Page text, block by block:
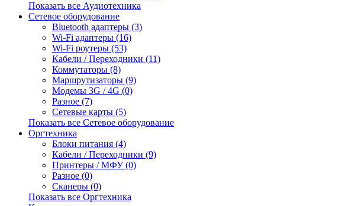
Показать все Аудиотехника
Сетевое оборудование
Bluetooth адаптеры (3)
Wi-Fi адаптеры (16)
Wi-Fi роутеры (53)
Кабели / Переходники (11)
Коммутаторы (8)
Маршрутизаторы (9)
Модемы 3G / 4G (0)
Разное (7)
Сетевые карты (5)
Показать все Сетевое оборудование
Оргтехника
Блоки питания (4)
Кабели / Переходники (9)
Принтеры / МФУ (0)
Разное (0)
Сканеры (0)
Показать все Оргтехника